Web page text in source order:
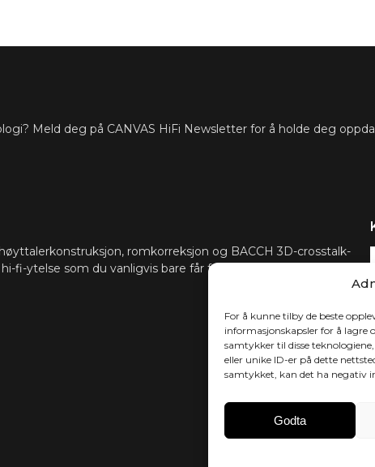
For å kunne tilby de beste
informasjonskapsler for å lagre
samtykker til disse
eller unike ID-er på dette
samtykket, kan det ha negativ
Godta
TILKOBLING
HDMI eARC, Toslink, Analog,
App, Samsung App eller
support for å få hjelp med
ønsker.
Programvare automatisk
oppgraderes
Meld deg på CANVAS HiFi Newsletter for å holde deg
romkorreksjon og BACCH 3D-crosstalk-
fi-ytelse som du vanligvis bare får fra dedikerte hi-fi-